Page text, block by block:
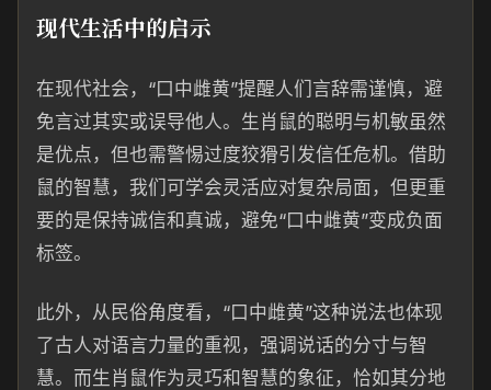
现代生活中的启示
在现代社会，“口中雌黄”提醒人们言辞需谨慎，避
免言过其实或误导他人。生肖鼠的聪明与机敏虽然
是优点，但也需警惕过度狡猾引发信任危机。借助
鼠的智慧，我们可学会灵活应对复杂局面，但更重
要的是保持诚信和真诚，避免“口中雌黄”变成负面
标签。
此外，从民俗角度看，“口中雌黄”这种说法也体现
了古人对语言力量的重视，强调说话的分寸与智
慧。而生肖鼠作为灵巧和智慧的象征，恰如其分地